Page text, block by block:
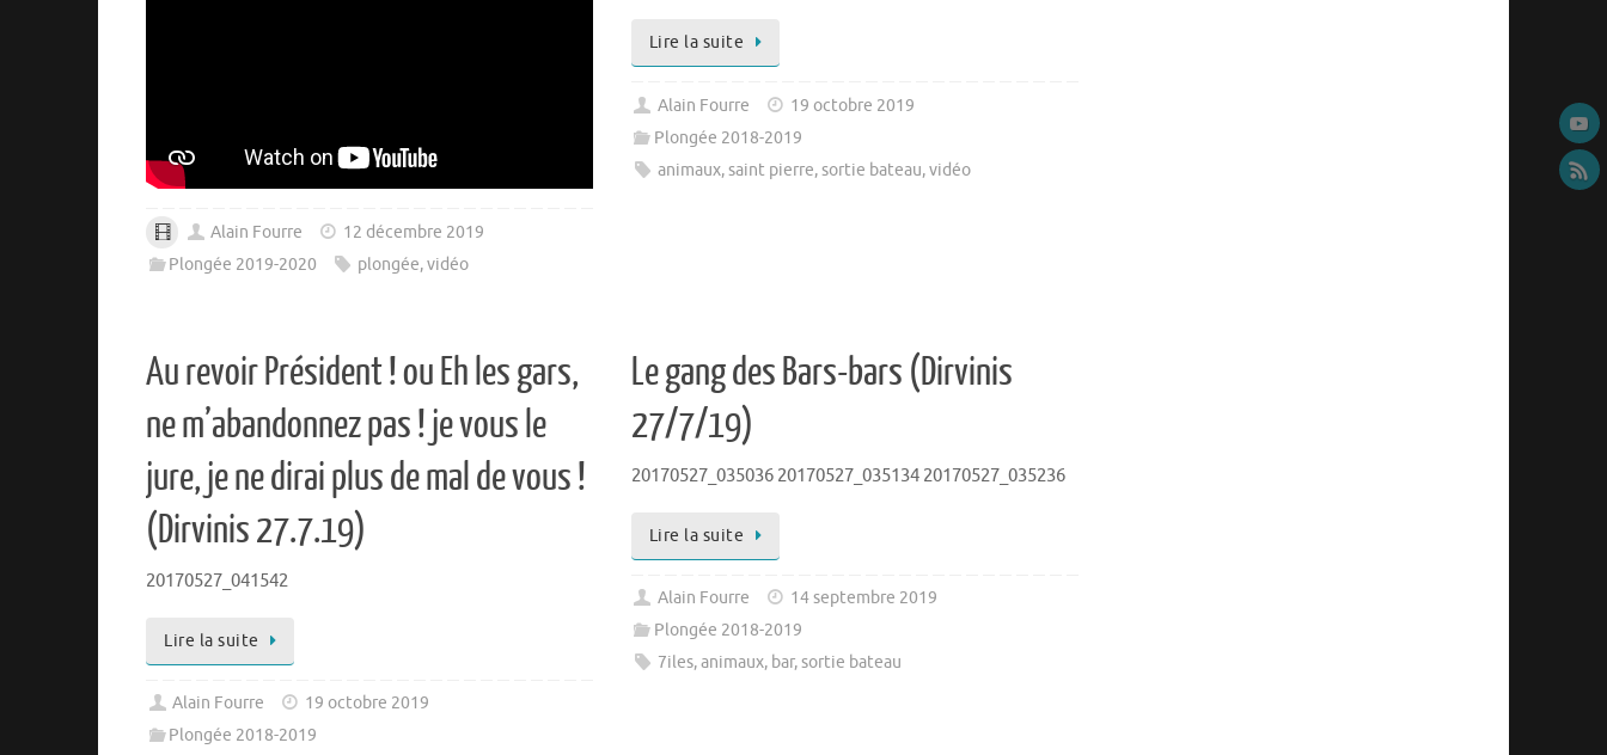
Alain Fourre
12 décembre 2019
Plongée 2019-2020
plongée,vidéo
Lire la suite
Alain Fourre
19 octobre 2019
Plongée 2018-2019
animaux,saint pierre,sortie bateau,vidéo
Au revoir Président ! ou Eh les gars,
ne m’abandonnez pas ! je vous le
jure, je ne dirai plus de mal de vous !
(Dirvinis 27.7.19)
20170527_041542
Lire la suite
Alain Fourre
19 octobre 2019
Plongée 2018-2019
Le gang des Bars-bars (Dirvinis
27/7/19)
20170527_035036 20170527_035134 20170527_035236
Lire la suite
Alain Fourre
14 septembre 2019
Plongée 2018-2019
7iles,animaux, bar,sortie bateau